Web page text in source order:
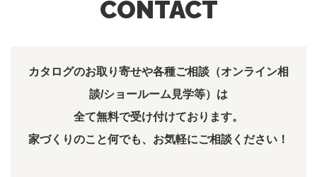
CONTACT
カタログのお取り寄せや各種ご相談（オンライン相
談/ショールーム見学等）は
全て無料で受け付けております。
家づくりのこと何でも、お気軽にご相談ください！